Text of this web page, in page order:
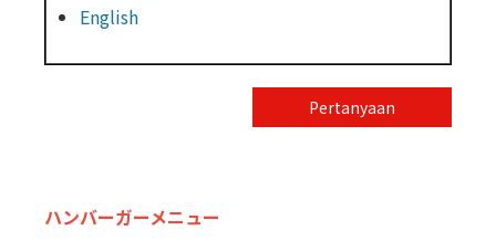
English
Pertanyaan
ハンバーガーメニュー